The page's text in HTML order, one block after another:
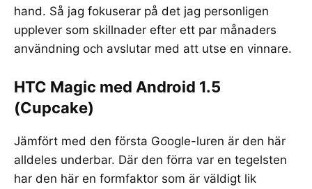
hand. Så jag fokuserar på det jag personligen
upplever som skillnader efter ett par månaders
användning och avslutar med att utse en vinnare.
HTC Magic med Android 1.5
(Cupcake)
Jämfört med den första Google-luren är den här
alldeles underbar. Där den förra var en tegelsten
har den här en formfaktor som är väldigt lik